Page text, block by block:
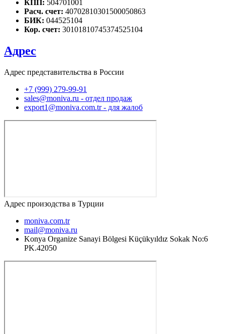
КПП: 504701001
Расч. счет: 40702810301500050863
БИК: 044525104
Кор. счет: 30101810745374525104
Адрес
Адрес представительства в России
+7 (999) 279-99-91
sales@moniva.ru - отдел продаж
export1@moniva.com.tr - для жалоб
Адрес произодства в Турции
moniva.com.tr
mail@moniva.ru
Konya Organize Sanayi Bölgesi Küçükyıldız Sokak No:6
PK.42050